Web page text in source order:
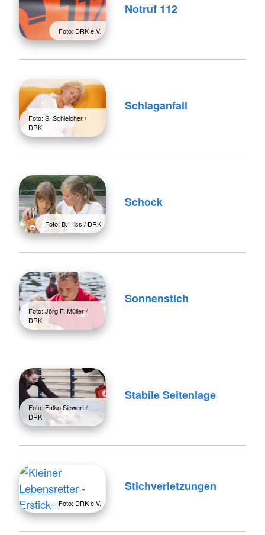
Foto: DRK e.V.
Notruf 112
Foto: S. Schleicher /
DRK
Schlaganfall
Foto: B. Hiss / DRK
Schock
Foto: Jörg F. Müller /
DRK
Sonnenstich
Foto: Falko Siewert /
DRK
Stabile Seitenlage
Foto: DRK e.V.
Stichverletzungen